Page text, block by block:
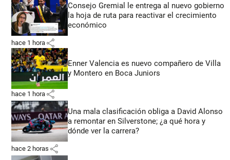
Consejo Gremial le entrega al nuevo gobierno
la hoja de ruta para reactivar el crecimiento
económico
hace 1 hora share
Enner Valencia es nuevo compañero de Villa
y Montero en Boca Juniors
hace 1 hora share
Una mala clasificación obliga a David Alonso
a remontar en Silverstone; ¿a qué hora y
dónde ver la carrera?
hace 2 horas share